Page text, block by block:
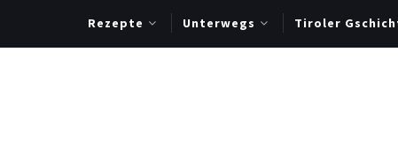
Rezepte Unterwegs Tiroler